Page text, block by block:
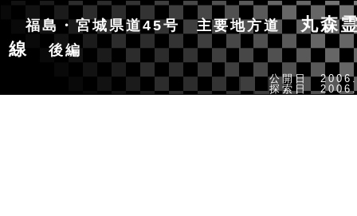
福島・宮城県道45号 主要地方道丸森
線
後編
公開日
探索日